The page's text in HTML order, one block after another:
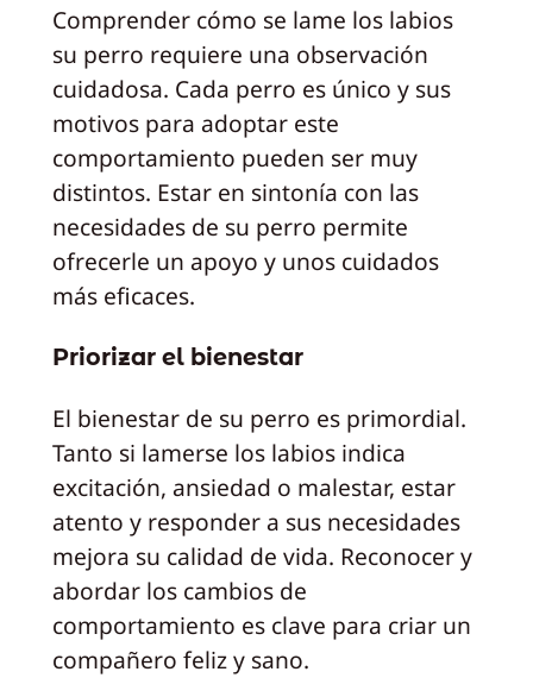
Comprender cómo se lame los labios
su perro requiere una observación
cuidadosa. Cada perro es único y sus
motivos para adoptar este
comportamiento pueden ser muy
distintos. Estar en sintonía con las
necesidades de su perro permite
ofrecerle un apoyo y unos cuidados
más eficaces.
Priorizar el bienestar
El bienestar de su perro es primordial.
Tanto si lamerse los labios indica
excitación, ansiedad o malestar, estar
atento y responder a sus necesidades
mejora su calidad de vida. Reconocer y
abordar los cambios de
comportamiento es clave para criar un
compañero feliz y sano.